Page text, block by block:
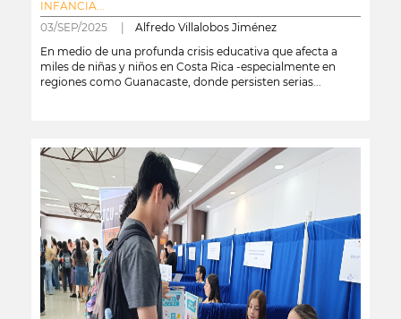
INFANCIA...
03/SEP/2025 | Alfredo Villalobos Jiménez
En medio de una profunda crisis educativa que afecta a
miles de niñas y niños en Costa Rica -especialmente en
regiones como Guanacaste, donde persisten serias...